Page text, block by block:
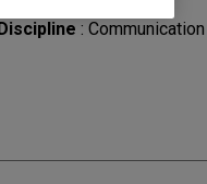
: Communication